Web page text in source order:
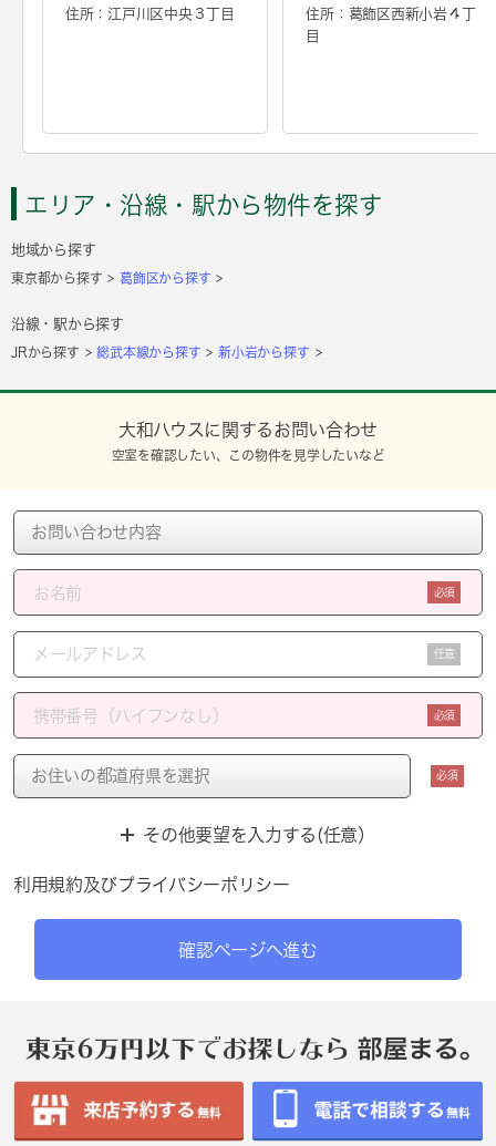
住所：江戸川区中央３丁目
住所：葛飾区西新小岩４丁
目
エリア・沿線・駅から物件を探す
地域から探す
東京都から探す 葛飾区から探す
沿線・駅から探す
JRから探す 総武本線から探す 新小岩から探す
大和ハウスに関するお問い合わせ
空室を確認したい、この物件を見学したいなど
必須
任意
必須
必須
その他要望を入力する(任意）
利用規約及びプライバシーポリシー
確認ページへ進む